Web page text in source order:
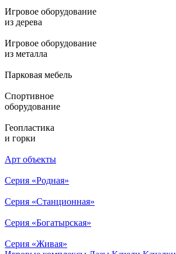
Игровое оборудование
из дерева
Игровое оборудование
из металла
Парковая мебель
Спортивное
оборудование
Геопластика
и горки
Арт объекты
Серия «Родная»
Серия «Станционная»
Серия «Богатырская»
Серия «Живая»